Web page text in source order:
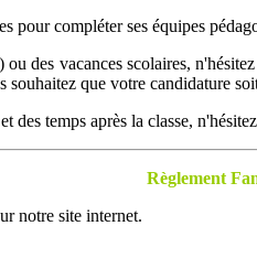
pour compléter ses équipes
des vacances scolaires,
que votre candidature
temps après la classe,
Règlement
notre site internet.